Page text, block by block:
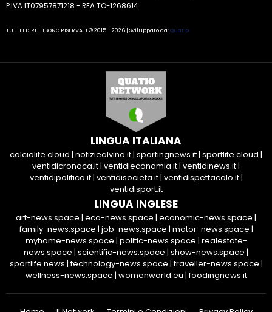
P.IVA IT07957871218 - REA TO-1268614
TUTTI I DIRITTI SONO RISERVATI © 2015 - 2026 | Sviluppato da:Quatio
LINGUA ITALIANA
calciolife.cloud | notiziealvino.it| sportingnews.it| sportlife.cloud |
ventidicronaca.it| ventidieconomia.it| ventidinews.it|
ventidipolitica.it| ventidisocieta.it| ventidispettacolo.it|
ventidisport.it
LINGUA INGLESE
art-news.space | eco-news.space | economic-news.space |
family-news.space | job-news.space | motor-news.space |
myhome-news.space | politic-news.space | realestate-
news.space | scientific-news.space | show-news.space |
sportlife.news |technology-news.space |traveller-news.space |
wellness-news.space | womenworld.eu |foodingnews.it